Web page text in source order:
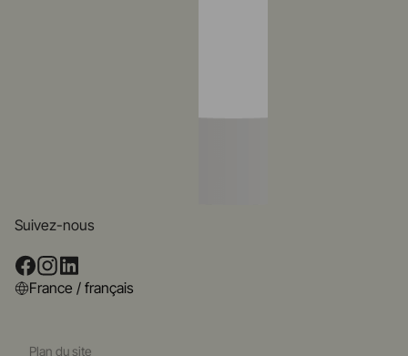
Suivez-nous
France / français
Plan du site